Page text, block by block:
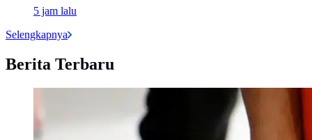
5 jam lalu
Selengkapnya
Berita Terbaru